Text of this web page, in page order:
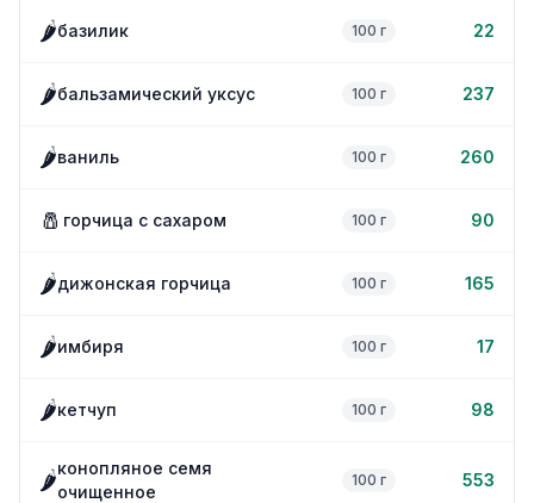
🌶️базилик 100 г 22
🌶️бальзамический уксус 100 г 237
🌶️ваниль 100 г 260
🧂 горчица с сахаром 100 г 90
🌶️дижонская горчица 100 г 165
🌶️имбиря 100 г 17
🌶️кетчуп 100 г 98
🌶️конопляное семя
очищенное
100 г 553